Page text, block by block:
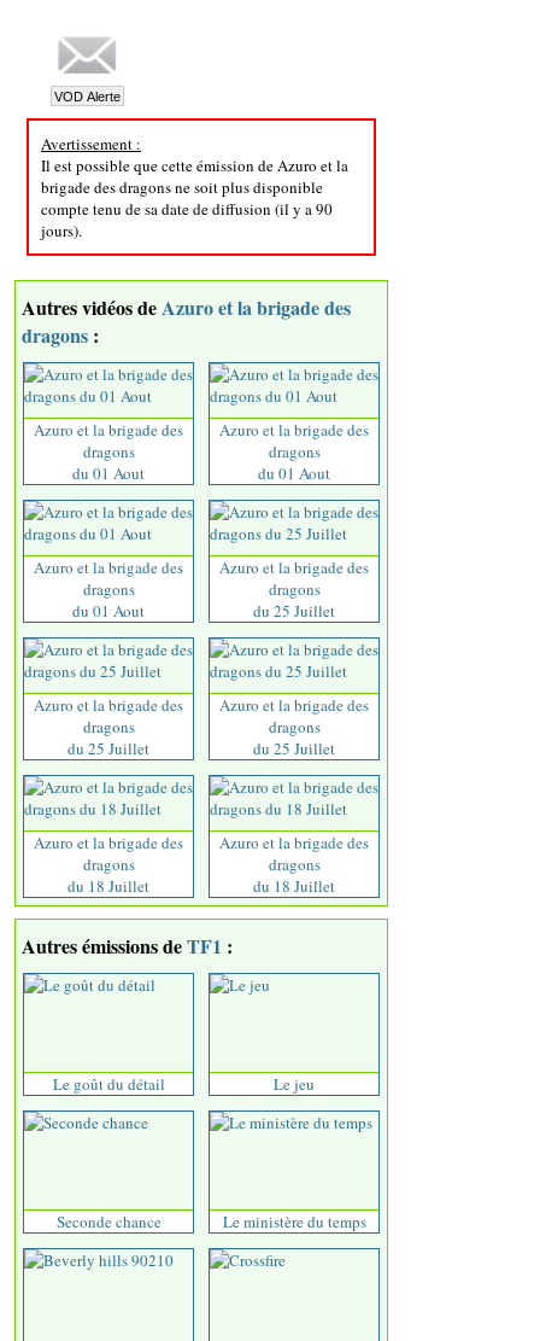
Avertissement :
Il est possible que cette émission de Azuro et la
brigade des dragons ne soit plus disponible
compte tenu de sa date de diffusion (il y a 90
jours).
Autres vidéos deAzuro et la brigade des
dragons :
Azuro et la brigade des
dragons
du 01 Aout
Azuro et la brigade des
dragons
du 01 Aout
Azuro et la brigade des
dragons
du 01 Aout
Azuro et la brigade des
dragons
du 25 Juillet
Azuro et la brigade des
dragons
du 25 Juillet
Azuro et la brigade des
dragons
du 25 Juillet
Azuro et la brigade des
dragons
du 18 Juillet
Azuro et la brigade des
dragons
du 18 Juillet
Autres émissions deTF1 :
Le goût du détail Le jeu
Seconde chance Le ministère du temps